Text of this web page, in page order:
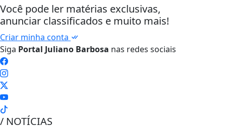
Você pode ler matérias exclusivas,
anunciar classificados e muito mais!
Criar minha conta
Siga Portal Juliano Barbosa nas redes sociais
/ NOTÍCIAS